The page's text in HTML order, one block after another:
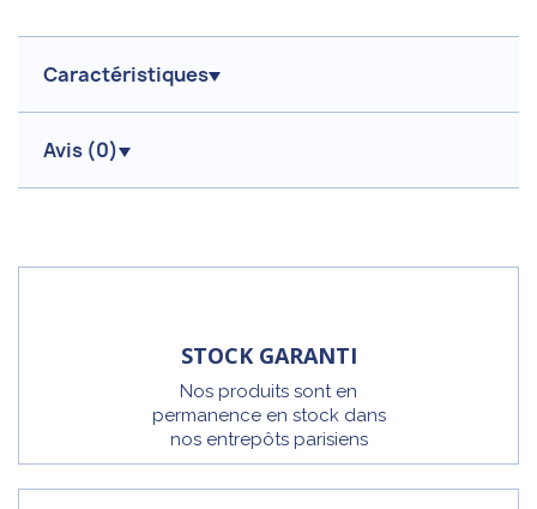
Caractéristiques
Avis (0)
STOCK GARANTI
Nos produits sont en
permanence en stock dans
nos entrepôts parisiens